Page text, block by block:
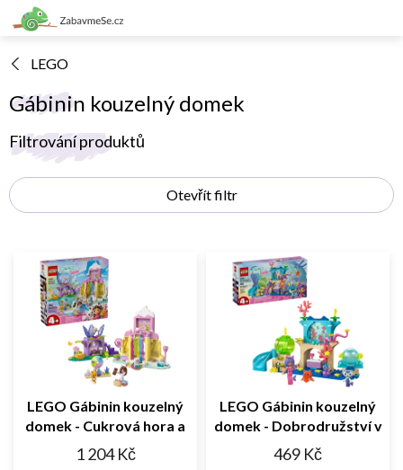
Přejít
na
LEGO
Gábinin kouzelný domek
Filtrování produktů
Otevřít filtr
V
ý
p
i
LEGO Gábinin kouzelný
domek - Cukrová hora a
Kočičí zahrádka
1 204 Kč
LEGO Gábinin kouzelný
domek - Dobrodružství v
akváriu mořské víly Gábi
469 Kč